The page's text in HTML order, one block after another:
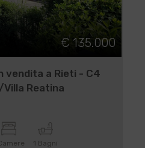
€ 135.000
vendita a Rieti - C4
Villa Reatina
1 Bagni